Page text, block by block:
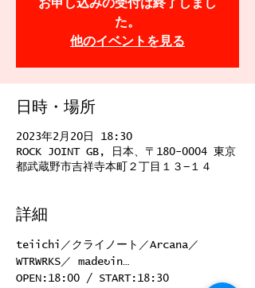
お申し込みの受付は終了しまし
た。
他のイベントを見る
日時・場所
2023年2月20日 18:30
ROCK JOINT GB, 日本、〒180-0004 東京
都武蔵野市吉祥寺本町２丁目１３−１４
詳細
teiichi／クライノート／Arcana／
WTRWRKS／ made↻in…
OPEN:18:00 / START:18:30